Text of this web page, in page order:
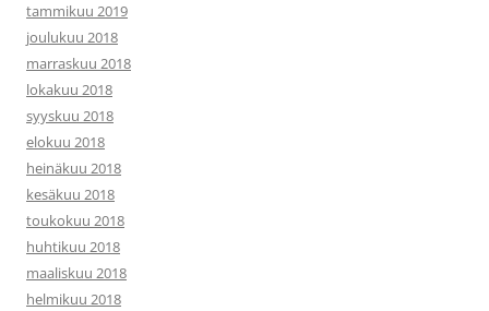
tammikuu 2019
joulukuu 2018
marraskuu 2018
lokakuu 2018
syyskuu 2018
elokuu 2018
heinäkuu 2018
kesäkuu 2018
toukokuu 2018
huhtikuu 2018
maaliskuu 2018
helmikuu 2018